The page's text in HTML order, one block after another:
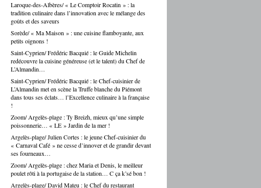
Laroque-des-Albères/ « Le Comptoir Rocatin » : la
tradition culinaire dans l’innovation avec le mélange des
goûts et des saveurs
Sorède/ « Ma Maison » : une cuisine flamboyante, aux
petits oignons !
Saint-Cyprien/ Frédéric Bacquié : le Guide Michelin
redécouvre la cuisine généreuse (et le talent) du Chef de
L’Almandin…
Saint-Cyprien/ Frédéric Bacquié : le Chef-cuisinier de
L’Almandin met en scène la Truffe blanche du Piémont
dans tous ses éclats… l’Excellence culinaire à la française
!
Zoom/ Argelès-plage : Ty Breizh, mieux qu’une simple
poissonnerie… « LE » Jardin de la mer !
Argelès-plage/ Julien Cortes : le jeune Chef-cuisinier du
« Carnaval Café » ne cesse d’innover et de grandir devant
ses fourneaux…
Zoom/ Argelès-plage : chez Maria et Denis, le meilleur
poulet rôti à la portugaise de la station… C ça k’sé bon !
Argelès-plage/ David Mateu : le Chef du restaurant